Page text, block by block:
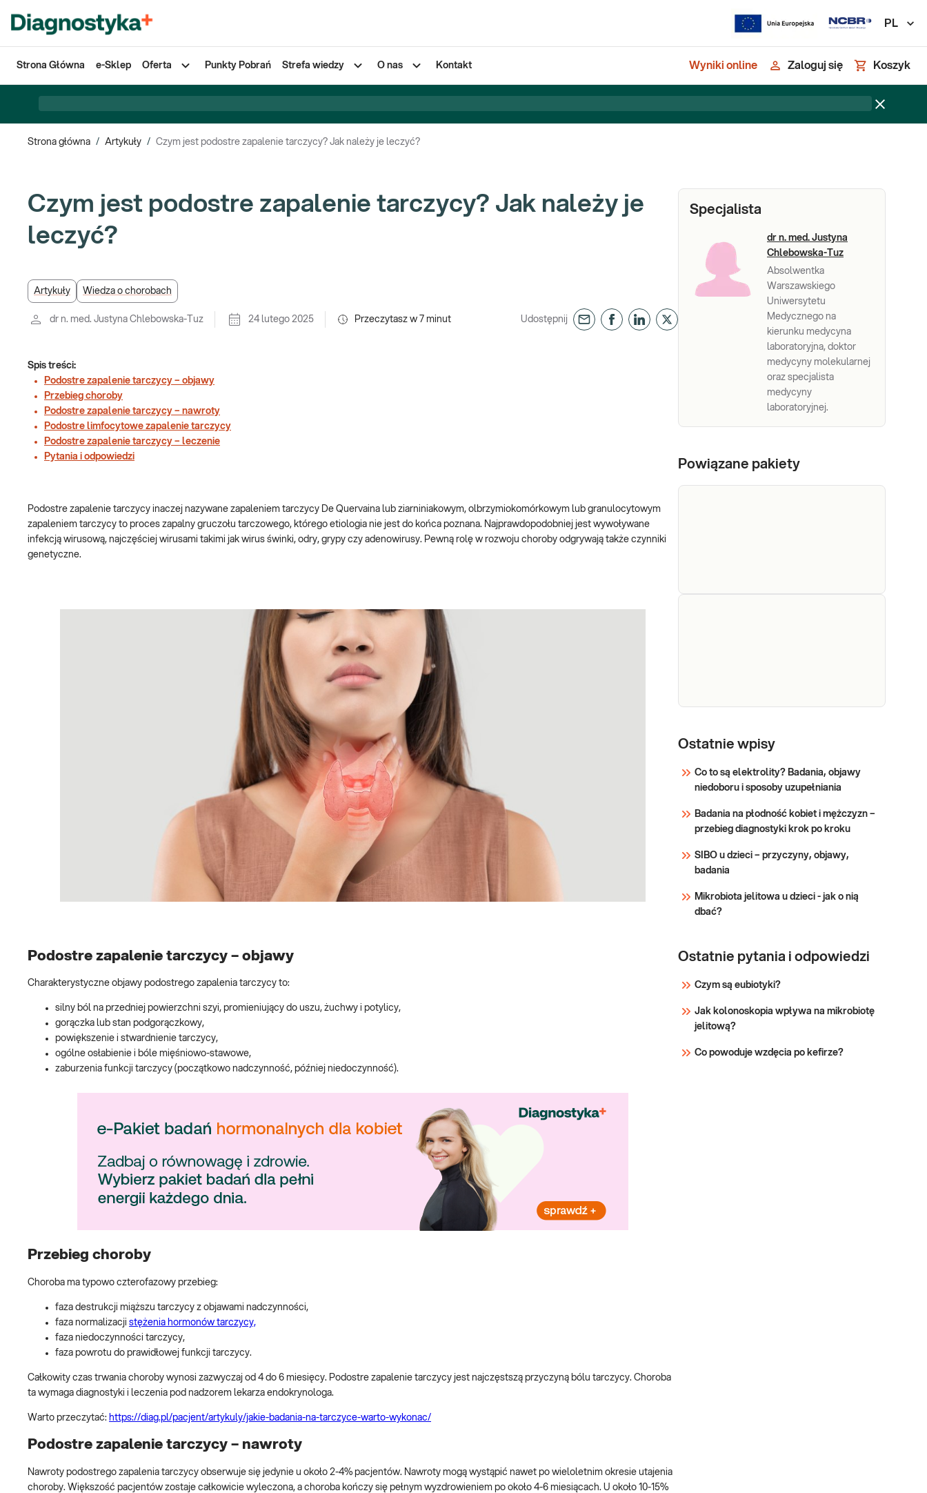
PL
Strona Główna e-Sklep Oferta Punkty Pobrań Strefa wiedzy O nas Kontakt Wyniki online Zaloguj się Koszyk
Strona główna / Artykuły / Czym jest podostre zapalenie tarczycy? Jak należy je leczyć?
Czym jest podostre zapalenie tarczycy? Jak należy je
leczyć?
Artykuły Wiedza o chorobach
dr n. med. Justyna Chlebowska-Tuz 24 lutego 2025 Przeczytasz w 7 minut Udostępnij
Spis treści:
Podostre zapalenie tarczycy – objawy
Przebieg choroby
Podostre zapalenie tarczycy – nawroty
Podostre limfocytowe zapalenie tarczycy
Podostre zapalenie tarczycy – leczenie
Pytania i odpowiedzi
Podostre zapalenie tarczycy inaczej nazywane zapaleniem tarczycy De Quervaina lub ziarniniakowym, olbrzymiokomórkowym lub granulocytowym
zapaleniem tarczycy to proces zapalny gruczołu tarczowego, którego etiologia nie jest do końca poznana. Najprawdopodobniej jest wywoływane
infekcją wirusową, najczęściej wirusami takimi jak wirus świnki, odry, grypy czy adenowirusy. Pewną rolę w rozwoju choroby odgrywają także czynniki
genetyczne.
Podostre zapalenie tarczycy – objawy
Charakterystyczne objawy podostrego zapalenia tarczycy to:
silny ból na przedniej powierzchni szyi, promieniujący do uszu, żuchwy i potylicy,
gorączka lub stan podgorączkowy,
powiększenie i stwardnienie tarczycy,
ogólne osłabienie i bóle mięśniowo-stawowe,
zaburzenia funkcji tarczycy (początkowo nadczynność, później niedoczynność).
Przebieg choroby
Choroba ma typowo czterofazowy przebieg:
faza destrukcji miąższu tarczycy z objawami nadczynności,
faza normalizacji stężenia hormonów tarczycy,
faza niedoczynności tarczycy,
faza powrotu do prawidłowej funkcji tarczycy.
Całkowity czas trwania choroby wynosi zazwyczaj od 4 do 6 miesięcy. Podostre zapalenie tarczycy jest najczęstszą przyczyną bólu tarczycy. Choroba
ta wymaga diagnostyki i leczenia pod nadzorem lekarza endokrynologa.
Warto przeczytać: https://diag.pl/pacjent/artykuly/jakie-badania-na-tarczyce-warto-wykonac/
Podostre zapalenie tarczycy – nawroty
Nawroty podostrego zapalenia tarczycy obserwuje się jedynie u około 2-4% pacjentów. Nawroty mogą wystąpić nawet po wieloletnim okresie utajenia
choroby. Większość pacjentów zostaje całkowicie wyleczona, a choroba kończy się pełnym wyzdrowieniem po około 4-6 miesiącach. U około 10-15%
Specjalista
dr n. med. Justyna
Chlebowska-Tuz
Absolwentka
Warszawskiego
Uniwersytetu
Medycznego na
kierunku medycyna
laboratoryjna, doktor
medycyny molekularnej
oraz specjalista
medycyny
laboratoryjnej.
Powiązane pakiety
przybieranie na wadze,
zaparcia). W kontr
tarczycowywykonać: Przy
wskazujących na
niedoczynność tarczycy
koncentracji, senność,
przybieranie na wadze,
uczucie zimna, zaparcia,
przyspieszone tętno, nieuza
Sprawdź
Ostatnie wpisy
Co to są elektrolity? Badania, objawy
niedoboru i sposoby uzupełniania
Badania na płodność kobiet i mężczyzn –
przebieg diagnostyki krok po kroku
SIBO u dzieci – przyczyny, objawy,
badania
Mikrobiota jelitowa u dzieci - jak o nią
dbać?
Ostatnie pytania i odpowiedzi
Czym są eubiotyki?
Jak kolonoskopia wpływa na mikrobiotę
jelitową?
Co powoduje wzdęcia po kefirze?